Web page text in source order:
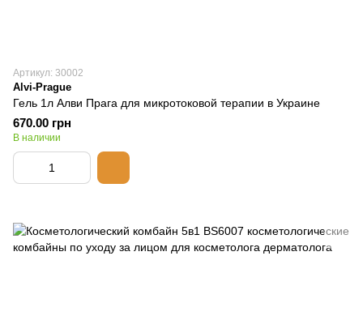
Артикул: 30002
Alvi-Prague
Гель 1л Алви Прага для микротоковой терапии в Украине
670.00 грн
В наличии